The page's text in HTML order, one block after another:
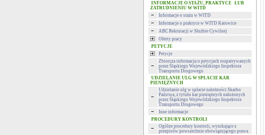
INFORMACJE O STAŻU, PRAKTYCE LUB
ZATRUDNIENIU W WITD
Informacje o stażu w WITD
Informacje o praktyce w WITD Katowice
ABC Rekrutacji w Służbie Cywilnej
Oferty pracy
PETYCJE
Petycje
Zbiorcza informacja o petycjach rozpatrywanych
przez Śląskiego Wojewódzkiego Inspektora
Transportu Drogowego
UDZIELANIE ULG W SPŁACIE KAR
PIENIĘŻNYCH
Udzielanie ulg w spłacie należności Skarbu
Państwa, z tytułu kar pieniężnych nałożonych
przez Śląskiego Wojewódzkiego Inspektora
Transportu Drogowego
Inne informacje
PROCEDURY KONTROLI
Ogólne procedury kontroli, wynikające z
przepisów powszechnie obowiązującego prawa